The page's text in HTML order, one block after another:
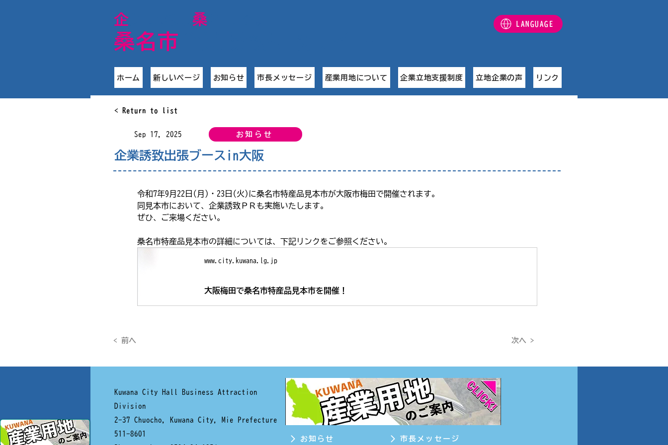
​企 桑
桑名市
LANGUAGE
ホーム 新しいページ お知らせ 市長メッセージ 産業用地について 企業立地支援制度 立地企業の声 リンク
< Return to list
Sep 17, 2025
企業誘致出張ブースin大阪
令和7年9月22日(月)・23日(火)に桑名市特産品見本市が大阪市梅田で開催されます。
同見本市において、企業誘致ＰＲも実施いたします。
ぜひ、ご来場ください。
桑名市特産品見本市の詳細については、下記リンクをご参照ください。
www.city.kuwana.lg.jp
大阪梅田で桑名市特産品見本市を開催！
< 前へ 次へ >
お知らせ
Kuwana City Hall Business Attraction
Division
2-37 Chuocho, Kuwana City, Mie Prefecture
511-8601
お知らせ 市長メッセージ